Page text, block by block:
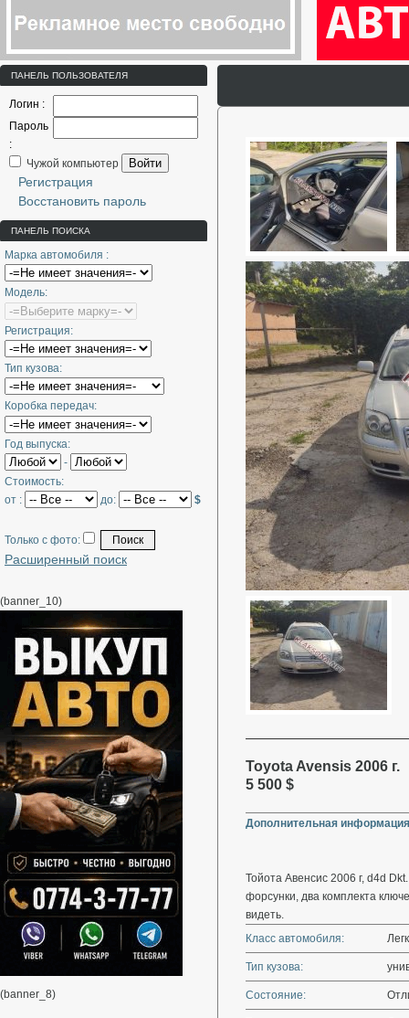
ПАНЕЛЬ ПОЛЬЗОВАТЕЛЯ
Логин :
Пароль
:
Чужой компьютер
Войти
Регистрация
Восстановить пароль
ПАНЕЛЬ ПОИСКА
Марка автомобиля :
Модель:
Регистрация:
Тип кузова:
Коробка передач:
Год выпуска:
-
Стоимость:
от :
до: $
Только с фото:
Расширенный поиск
(banner_10)
(banner_8)
Toyota Avensis 2006 г.
5 500 $
Дополнительная
Тойота Авенсис 2006 г, d4d
форсунки, два комплекта
видеть.
Класс автомобиля:
Тип кузова:
Состояние: